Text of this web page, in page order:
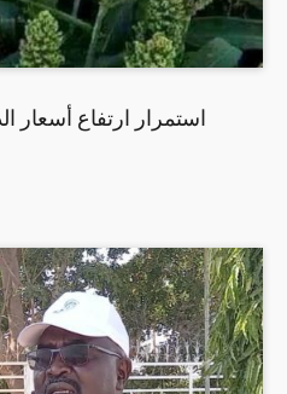
استمرار ارتفاع أسعار